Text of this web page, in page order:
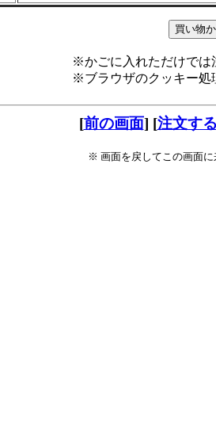
※かごに入れただけでは
※ブラウザのクッキー処
[前の画面] [注文す
※ 画面を戻してこの画面に